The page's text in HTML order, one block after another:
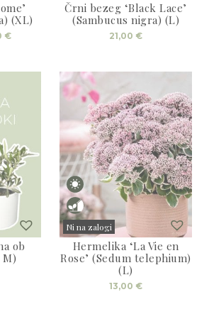
(XL)
€.
€Trenutna
Sold
Črni bezeg ‘Black Lace’
(Sambucus nigra) (L)
21,00 €
ob
Ni na zalogi
Sold
Hermelika ‘La Vie en
Rose’ (Sedum telephium)
(L)
13,00 €